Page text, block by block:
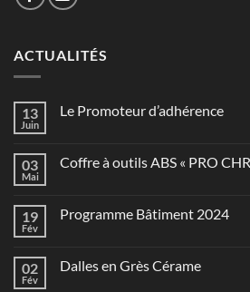
ACTUALITÉS
13
Juin
Le Promoteur d’adhérence
03
Mai
Coffre à outils ABS « PRO
19
Fév
Programme Bâtiment 2024
02
Fév
Dalles en Grès Cérame